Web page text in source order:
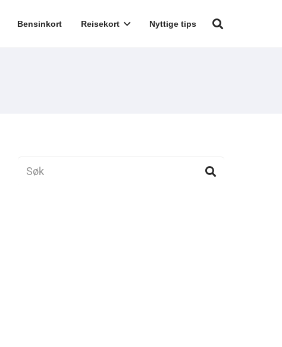
Bensinkort Reisekort Nyttige tips